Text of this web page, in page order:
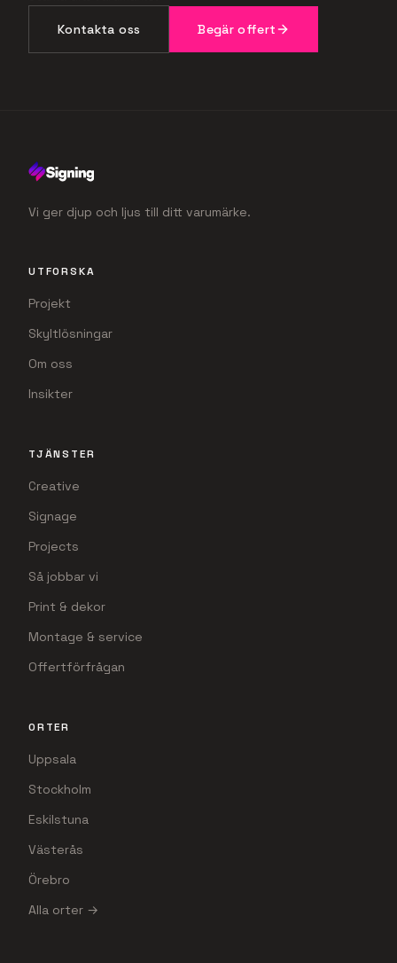
Kontakta oss Begär offert
Vi ger djup och ljus till ditt varumärke.
UTFORSKA
Projekt
Skyltlösningar
Om oss
Insikter
TJÄNSTER
Creative
Signage
Projects
Så jobbar vi
Print & dekor
Montage & service
Offertförfrågan
ORTER
Uppsala
Stockholm
Eskilstuna
Västerås
Örebro
Alla orter →